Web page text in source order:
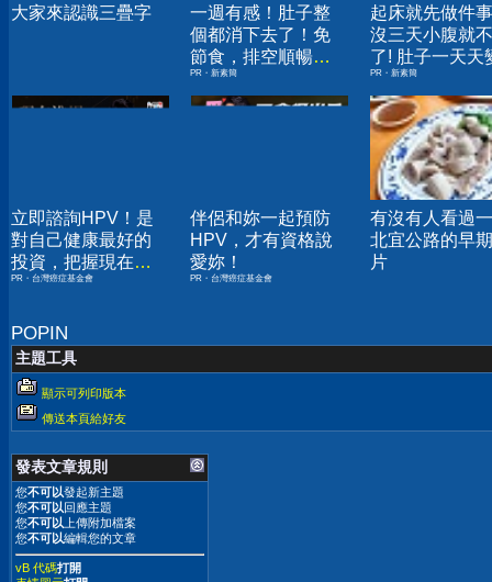
大家來認識三疊字
一週有感！肚子整
個都消下去了！免
節食，排空順暢就
夠
PR・新素簡
起床就先做件
沒三天小腹就
了! 肚子一天天
小！
PR・新素簡
立即諮詢HPV！是
對自己健康最好的
投資，把握現在不
嫌晚！
PR・台灣癌症基金會
伴侶和妳一起預防
HPV，才有資格說
愛妳！
PR・台灣癌症基金會
有沒有人看過
北宜公路的早
片
POPIN
主題工具
顯示可列印版本
傳送本頁給好友
發表文章規則
您不可以發起新主題
您不可以回應主題
您不可以上傳附加檔案
您不可以編輯您的文章
vB 代碼打開